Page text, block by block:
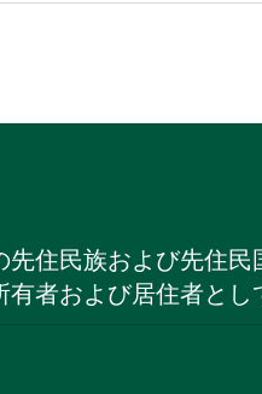
住民族および先住民
者および居住者とし